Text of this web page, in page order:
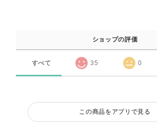
ショップの評価
すべて 35 0
この商品をアプリで見る